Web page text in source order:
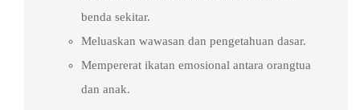
benda sekitar.
Meluaskan wawasan dan pengetahuan dasar.
Mempererat ikatan emosional antara orangtua
dan anak.